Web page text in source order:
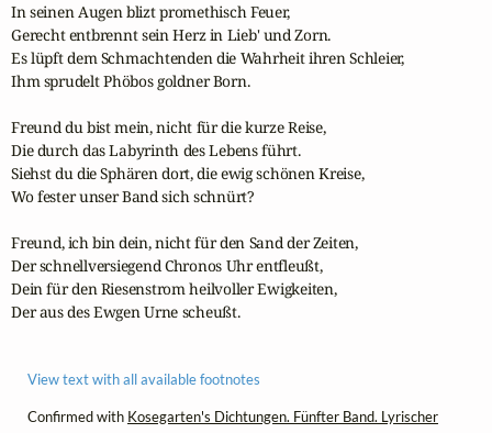
In seinen Augen blizt promethisch Feuer,
Gerecht entbrennt sein Herz in Lieb' und Zorn.
Es lüpft dem Schmachtenden die Wahrheit ihren Schleier,
Ihm sprudelt Phöbos goldner Born.
Freund du bist mein, nicht für die kurze Reise,
Die durch das Labyrinth des Lebens führt.
Siehst du die Sphären dort, die ewig schönen Kreise,
Wo fester unser Band sich schnürt?
Freund, ich bin dein, nicht für den Sand der Zeiten,
Der schnellversiegend Chronos Uhr entfleußt,
Dein für den Riesenstrom heilvoller Ewigkeiten,
Der aus des Ewgen Urne scheußt.
View text with all available footnotes
Confirmed with Kosegarten's Dichtungen. Fünfter Band. Lyrischer